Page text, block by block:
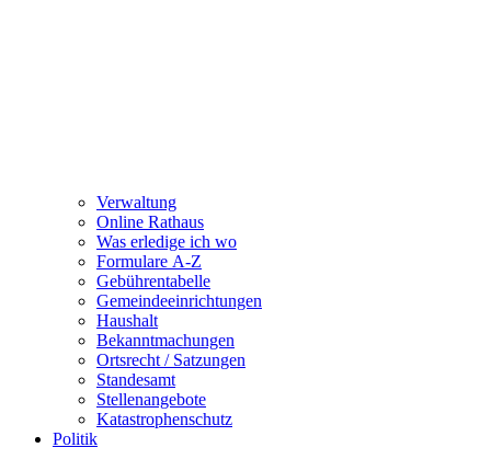
Verwaltung
Online Rathaus
Was erledige ich wo
Formulare A-Z
Gebührentabelle
Gemeindeeinrichtungen
Haushalt
Bekanntmachungen
Ortsrecht / Satzungen
Standesamt
Stellenangebote
Katastrophenschutz
Politik